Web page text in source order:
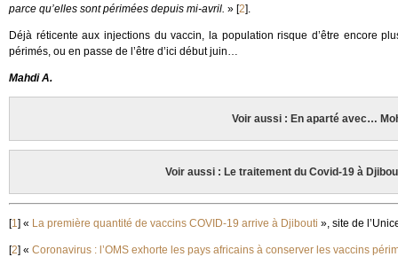
parce qu’elles sont périmées depuis mi-avril. » [2].
Déjà réticente aux injections du vaccin, la population risque d’être encore
périmés, ou en passe de l’être d’ici début juin…
Mahdi A.
Voir aussi : En aparté avec…
Voir aussi : Le traitement du Covid-19 à
[1] « La première quantité de vaccins COVID-19 arrive à Djibouti », site de
[2] « Coronavirus : l’OMS exhorte les pays africains à conserver les vaccins